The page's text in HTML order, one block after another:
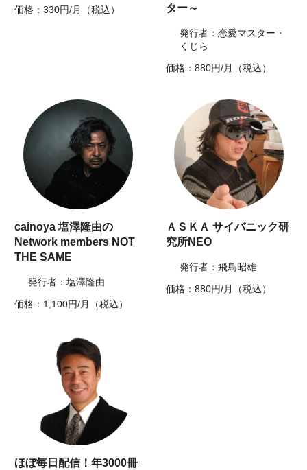
価格：330円/月（税込）
ター～
発行者：恋愛マスター・
くじら
価格：880円/月（税込）
cainoya 塩澤隆由の
Network members NOT
THE SAME
発行者：塩澤隆由
価格：1,100円/月（税込）
ＡＳＫＡ サイバニック研
究所NEO
発行者：飛鳥昭雄
価格：880円/月（税込）
ほぼ毎日配信！年3000冊